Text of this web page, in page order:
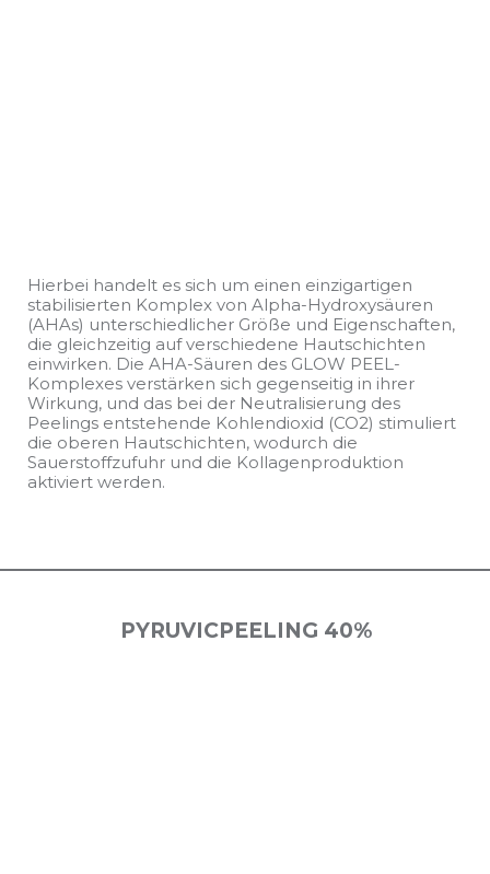
Hierbei handelt es sich um einen einzigartigen
stabilisierten Komplex von Alpha-Hydroxysäuren
(AHAs) unterschiedlicher Größe und Eigenschaften,
die gleichzeitig auf verschiedene Hautschichten
einwirken. Die AHA-Säuren des GLOW PEEL-
Komplexes verstärken sich gegenseitig in ihrer
Wirkung, und das bei der Neutralisierung des
Peelings entstehende Kohlendioxid (CO2) stimuliert
die oberen Hautschichten, wodurch die
Sauerstoffzufuhr und die Kollagenproduktion
aktiviert werden.
PYRUVICPEELING 40%